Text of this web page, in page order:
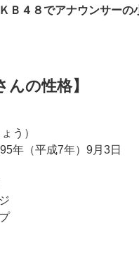
Ｂ４８でアナウンサーの
んの性格】
う）
年（平成7年）9月3日